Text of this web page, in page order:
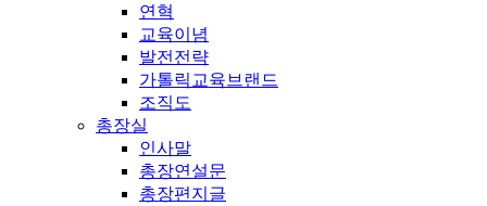
연혁
교육이념
발전전략
가톨릭교육브랜드
조직도
총장실
인사말
총장연설문
총장편지글